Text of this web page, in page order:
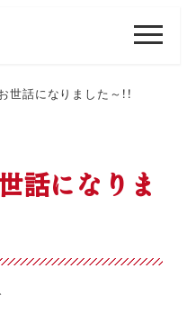
世話になりました～！！
話になりま